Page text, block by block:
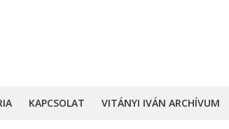
KAPCSOLAT VITÁNYI IVÁN ARCHÍVUM